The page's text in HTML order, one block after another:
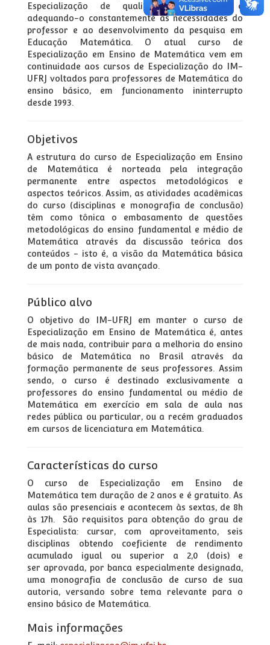
Especialização de qualidade, inovando-o e
adequando-o constantemente às necessidades do
professor e ao desenvolvimento da pesquisa em
Educação Matemática. O atual curso de
Especialização em Ensino de Matemática vem em
continuidade aos cursos de Especialização do IM-
UFRJ voltados para professores de Matemática do
ensino básico, em funcionamento ininterrupto
desde 1993.
Objetivos
A estrutura do curso de Especialização em Ensino
de Matemática é norteada pela integração
permanente entre aspectos metodológicos e
aspectos teóricos. Assim, as atividades acadêmicas
do curso (disciplinas e monografia de conclusão)
têm como tônica o embasamento de questões
metodológicas do ensino fundamental e médio de
Matemática através da discussão teórica dos
conteúdos - isto é, a visão da Matemática básica
de um ponto de vista avançado.
Público alvo
O objetivo do IM-UFRJ em manter o curso de
Especialização em Ensino de Matemática é, antes
de mais nada, contribuir para a melhoria do ensino
básico de Matemática no Brasil através da
formação permanente de seus professores. Assim
sendo, o curso é destinado exclusivamente a
professores do ensino fundamental ou médio de
Matemática em exercício em sala de aula nas
redes pública ou particular, ou a recém graduados
em cursos de licenciatura em Matemática.
Características do curso
O curso de Especialização em Ensino de
Matemática tem duração de 2 anos e é gratuito. As
aulas são presenciais e acontecem às sextas, de 8h
às 17h. São requisitos para obtenção do grau de
Especialista: cursar, com aproveitamento, seis
disciplinas obtendo coeficiente de rendimento
acumulado igual ou superior a 2,0 (dois) e
ser aprovada, por banca especialmente designada,
uma monografia de conclusão de curso de sua
autoria, versando sobre tema relevante para o
ensino básico de Matemática.
Mais informações